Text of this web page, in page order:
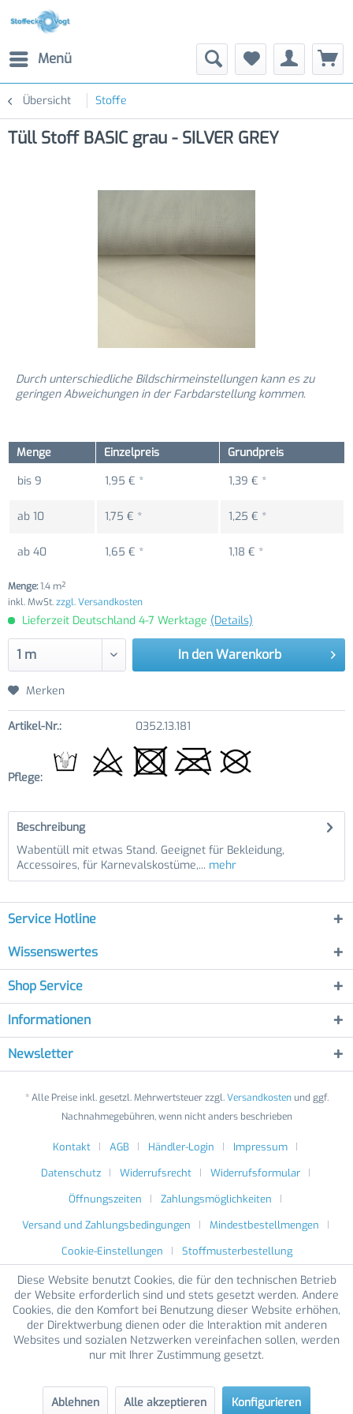
Menü
Übersicht Stoffe
Tüll Stoff BASIC grau - SILVER GREY
Durch unterschiedliche Bildschirmeinstellungen kann es zu
geringen Abweichungen in der Farbdarstellung kommen.
Menge Einzelpreis
Grundpreis
bis 9 1,95 € * 1,39 € *
ab 10 1,75 € * 1,25 € *
ab 40 1,65 € * 1,18 € *
Menge:1.4 m²
inkl. MwSt.zzgl. Versandkosten
Lieferzeit Deutschland 4-7 Werktage (Details)
In den Warenkorb
Merken
Artikel-Nr.: 0352.13.181
Pflege:
Beschreibung
Wabentüll mit etwas Stand. Geeignet für Bekleidung,
Accessoires, für Karnevalskostüme,... mehr
Service Hotline
Wissenswertes
Shop Service
Informationen
Newsletter
* Alle Preise inkl. gesetzl. Mehrwertsteuer zzgl.Versandkostenund ggf.
Nachnahmegebühren, wenn nicht anders beschrieben
Kontakt AGB Händler-Login
Impressum
Datenschutz
Widerrufsrecht
Widerrufsformular
Öffnungszeiten
Zahlungsmöglichkeiten
Versand und Zahlungsbedingungen
Mindestbestellmengen
Cookie-Einstellungen
Stoffmusterbestellung
Diese Website benutzt Cookies, die für den technischen Betrieb
der Website erforderlich sind und stets gesetzt werden. Andere
Cookies, die den Komfort bei Benutzung dieser Website erhöhen,
der Direktwerbung dienen oder die Interaktion mit anderen
Websites und sozialen Netzwerken vereinfachen sollen, werden
nur mit Ihrer Zustimmung gesetzt.
Ablehnen Alle akzeptieren Konfigurieren